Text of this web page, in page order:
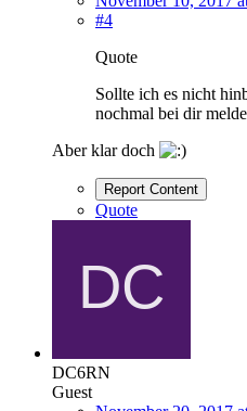
#4
Quote
Sollte ich es nicht
nochmal bei dir
Aber klar doch
Report Content
Quote
DC6RN
Guest